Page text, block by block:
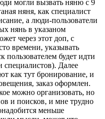
могли вызвать няню с 9
няня, как специалист
а люди-пользователи
нянь в указаном
через этот доп, с
времени, указывать
пользователем будет идти
специалистов). Далее
как тут бронирование, и
заказ оформлен.
можно организовать, но
и поисков, и мне трудно
меньше